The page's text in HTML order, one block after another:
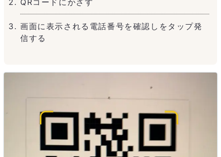
QRコードにかざす
画面に表示される電話番号を確認しをタップ発
信する